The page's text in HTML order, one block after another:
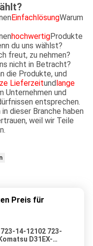
EinfachlösungWarum
hochwertigProdukte
du uns wählst?
freut, zu nehmen?
nicht in Betracht?
die Produkte, und
Lieferzeitundlange
Unternehmen und
entsprechen.
dieser Branche haben
weil wir Teile
Preis für
14-12102 723-
D31EX-